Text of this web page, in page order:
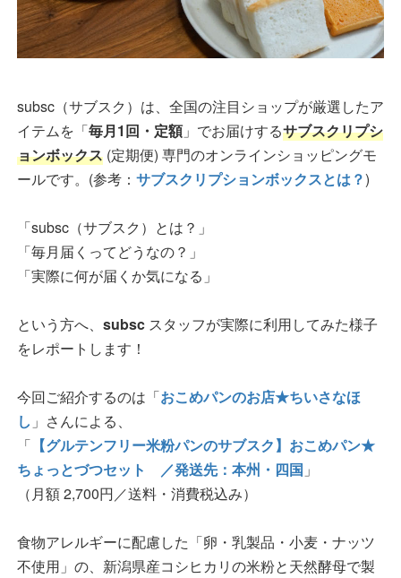
subsc（サブスク）は、全国の注目ショップが厳選したア
イテムを「毎月1回・定額」でお届けするサブスクリプシ
ョンボックス (定期便) 専門のオンラインショッピングモ
ールです。(参考： サブスクリプションボックスとは？)
「subsc（サブスク）とは？」
「毎月届くってどうなの？」
「実際に何が届くか気になる」
という方へ、 subsc スタッフが実際に利用してみた様子
をレポートします！
今回ご紹介するのは「おこめパンのお店★ちいさなほ
し 」さんによる、
「 【グルテンフリー米粉パンのサブスク】おこめパン★
ちょっとづつセット ／発送先：本州・四国 」
（月額 2,700円／送料・消費税込み）
食物アレルギーに配慮した「卵・乳製品・小麦・ナッツ
不使用」の、新潟県産コシヒカリの米粉と天然酵母で製